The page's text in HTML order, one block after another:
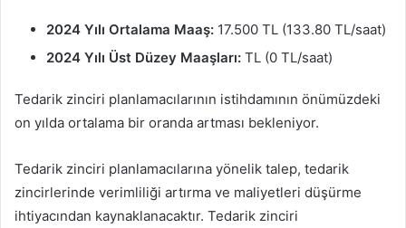
2024 Yılı Ortalama Maaş: 17.500 TL (133.80 TL/saat)
2024 Yılı Üst Düzey Maaşları: TL (0 TL/saat)
Tedarik zinciri planlamacılarının istihdamının önümüzdeki
on yılda ortalama bir oranda artması bekleniyor.
Tedarik zinciri planlamacılarına yönelik talep, tedarik
zincirlerinde verimliliği artırma ve maliyetleri düşürme
ihtiyacından kaynaklanacaktır. Tedarik zinciri